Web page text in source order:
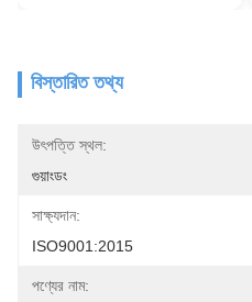
বিস্তারিত তথ্য
উৎপত্তি স্থল:
গুয়াংডং
সাক্ষ্যদান:
ISO9001:2015
পণ্যের নাম: